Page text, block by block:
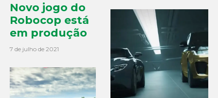
Novo jogo do
Robocop está
em produção
7 de julho de 2021